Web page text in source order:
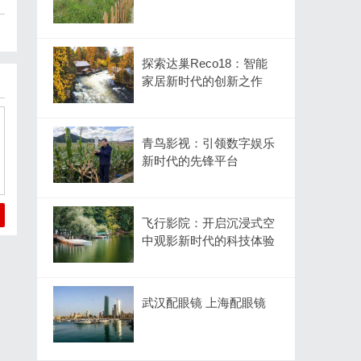
探索达巢Reco18：智能
家居新时代的创新之作
青鸟影视：引领数字娱乐
新时代的先锋平台
飞行影院：开启沉浸式空
中观影新时代的科技体验
武汉配眼镜 上海配眼镜